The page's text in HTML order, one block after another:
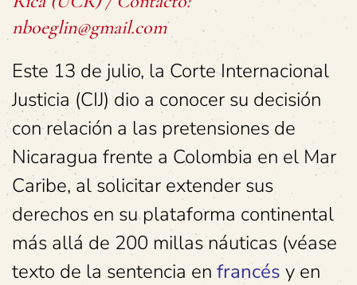
nboeglin@gmail.com
Este 13 de julio, la Corte Internacional
Justicia (CIJ) dio a conocer su decisión
con relación a las pretensiones de
Nicaragua frente a Colombia en el Mar
Caribe, al solicitar extender sus
derechos en su plataforma continental
más allá de 200 millas náuticas (véase
texto de la sentencia en francés y en